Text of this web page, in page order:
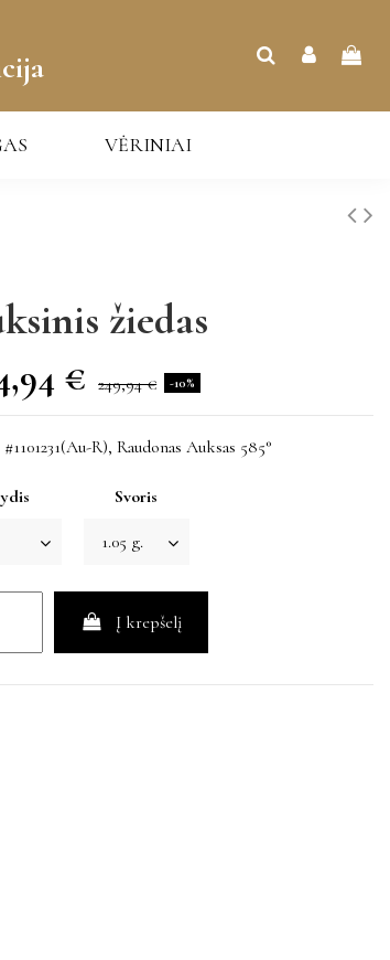
VĖRINIAI
žiedas
€ 249,94 € -10%
R), Raudonas Auksas 585°
Svoris
Į krepšelį